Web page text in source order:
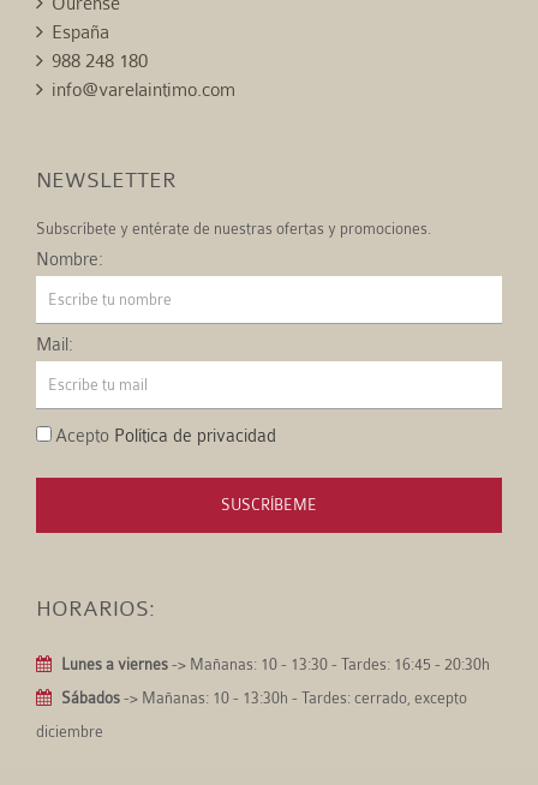
España
988 248 180
info@varelaintimo.com
NEWSLETTER
Subscríbete y entérate de nuestras ofertas y promociones.
Nombre:
Mail:
Acepto Política de privacidad
SUSCRÍBEME
HORARIOS:
Lunes a viernes -> Mañanas: 10 - 13:30 - Tardes: 16:45 - 20:30h
Sábados -> Mañanas: 10 - 13:30h - Tardes: cerrado, excepto
diciembre